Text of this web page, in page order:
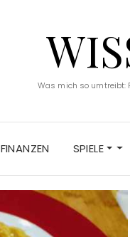
Was mich so umtreibt:
FINANZEN SPIELE